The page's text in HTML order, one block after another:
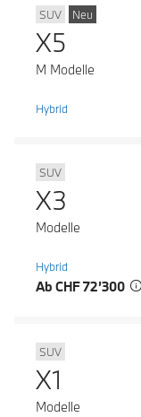
SUV Neu
X5
M Modelle
Hybrid
SUV
X3
Modelle
Hybrid
Ab CHF 72’300
SUV
X1
Modelle